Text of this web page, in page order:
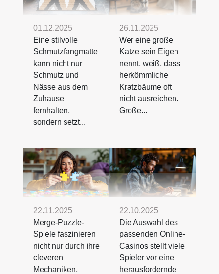
01.12.2025
Eine stilvolle
Schmutzfangmatte
kann nicht nur
Schmutz und
Nässe aus dem
Zuhause
fernhalten,
sondern setzt...
26.11.2025
Wer eine große
Katze sein Eigen
nennt, weiß, dass
herkömmliche
Kratzbäume oft
nicht ausreichen.
Große...
22.11.2025
Merge-Puzzle-
Spiele faszinieren
nicht nur durch ihre
cleveren
Mechaniken,
22.10.2025
Die Auswahl des
passenden Online-
Casinos stellt viele
Spieler vor eine
herausfordernde